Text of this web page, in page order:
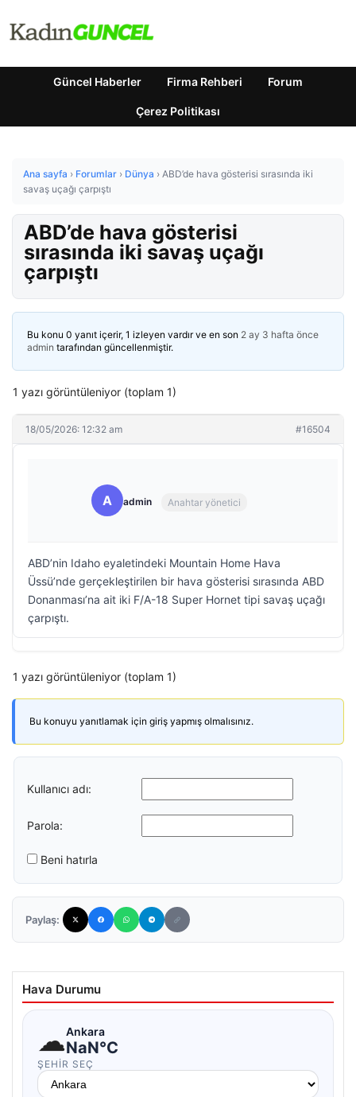
Güncel Haberler Firma Rehberi Forum
Çerez Politikası
Ana sayfa › Forumlar › Dünya › ABD’de hava gösterisi sırasında iki
savaş uçağı çarpıştı
ABD’de hava gösterisi
sırasında iki savaş uçağı
çarpıştı
Bu konu 0 yanıt içerir, 1 izleyen vardır ve en son 2 ay 3 hafta önce
admin tarafından güncellenmiştir.
1 yazı görüntüleniyor (toplam 1)
18/05/2026: 12:32 am #16504
A admin Anahtar yönetici
ABD’nin Idaho eyaletindeki Mountain Home Hava
Üssü’nde gerçekleştirilen bir hava gösterisi sırasında ABD
Donanması’na ait iki F/A-18 Super Hornet tipi savaş uçağı
çarpıştı.
1 yazı görüntüleniyor (toplam 1)
Bu konuyu yanıtlamak için giriş yapmış olmalısınız.
Kullanıcı adı:
Parola:
Beni hatırla
Paylaş:
Hava Durumu
☁Ankara
NaN°C
ŞEHIR SEÇ